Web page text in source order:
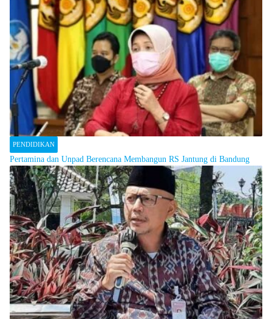
PENDIDIKAN
Pertamina dan Unpad Berencana Membangun RS Jantung di Bandung